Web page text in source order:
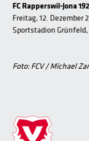
FC Rapperswil-Jona
Freitag, 12. Dezember
Sportstadion
Foto: FCV / Michael